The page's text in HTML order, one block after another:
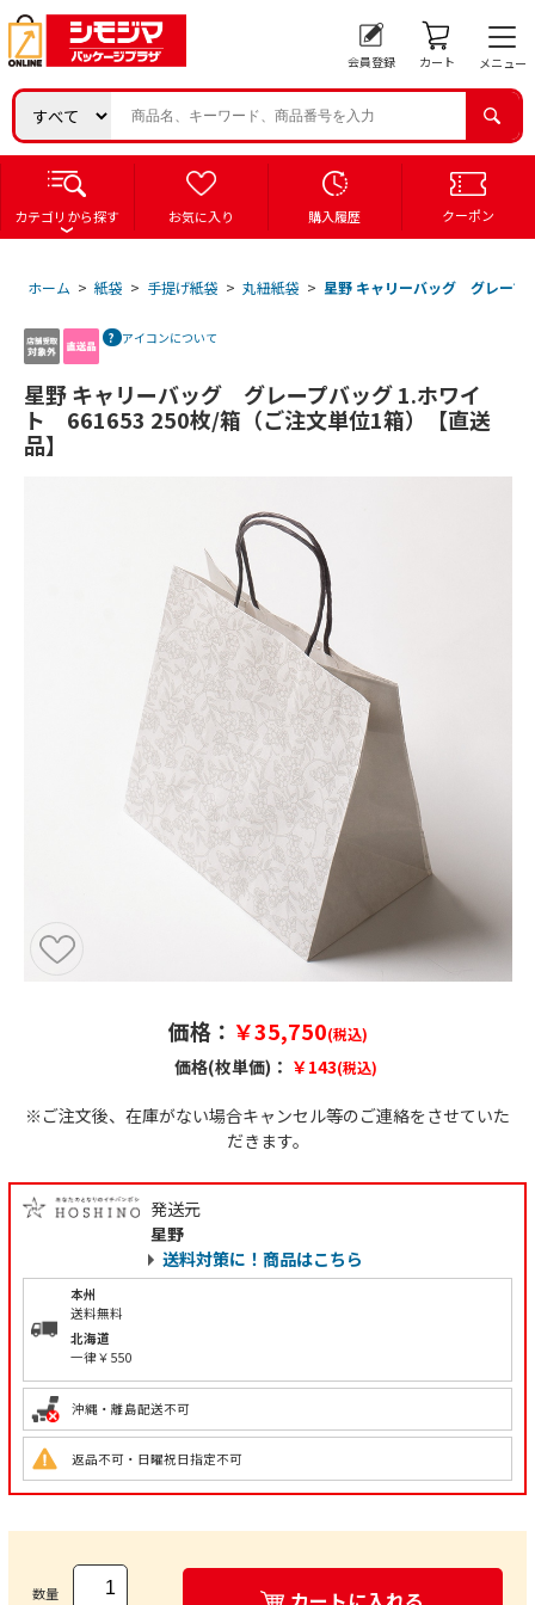
会員登録 カート メニュー
カテゴリから探す お気に入り 購入履歴 クーポン
ホーム > 紙袋 > 手提げ紙袋 > 丸紐紙袋 > 星野 キャリーバッグ グレープ
アイコンについて
星野 キャリーバッグ グレープバッグ 1.ホワイ
ト 661653 250枚/箱（ご注文単位1箱）【直送
品】
価格： ￥35,750(税込)
価格(枚単価)： ￥143(税込)
※ご注文後、在庫がない場合キャンセル等のご連絡をさせていた
だきます。
発送元
星野
送料対策に！商品はこちら
本州
送料無料
北海道
一律￥550
沖縄・離島配送不可
返品不可・日曜祝日指定不可
数量